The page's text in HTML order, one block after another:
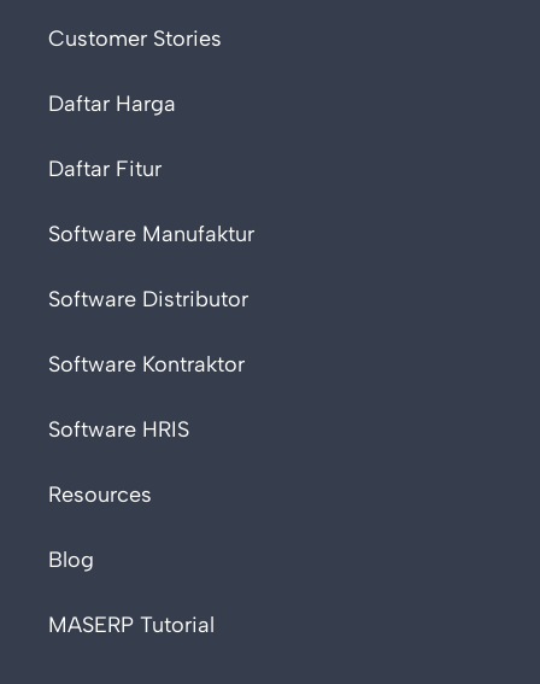
Customer Stories
Daftar Harga
Daftar Fitur
Software Manufaktur
Software Distributor
Software Kontraktor
Software HRIS
Resources
Blog
MASERP Tutorial